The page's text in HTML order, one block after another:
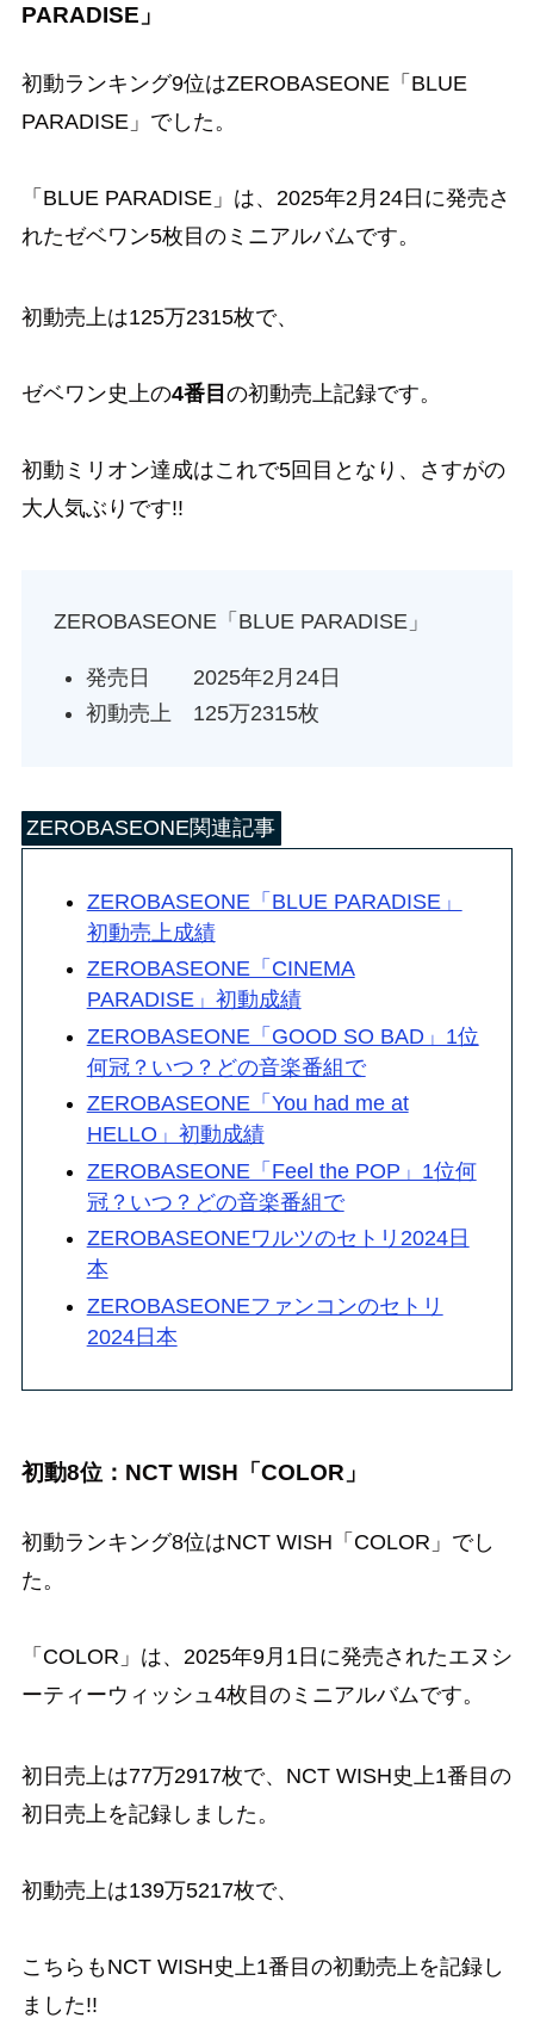
PARADISE」
初動ランキング9位はZEROBASEONE「BLUE
PARADISE」でした。
「BLUE PARADISE」は、2025年2月24日に発売さ
れたゼベワン5枚目のミニアルバムです。
初動売上は125万2315枚で、
ゼベワン史上の4番目 の初動売上記録です。
初動ミリオン達成はこれで5回目となり、さすがの
大人気ぶりです!!
ZEROBASEONE「BLUE PARADISE」
発売日 2025年2月24日
初動売上 125万2315枚
ZEROBASEONE関連記事
ZEROBASEONE「BLUE PARADISE」
初動売上成績
ZEROBASEONE「CINEMA
PARADISE」初動成績
ZEROBASEONE「GOOD SO BAD」1位
何冠？いつ？どの音楽番組で
ZEROBASEONE「You had me at
HELLO」初動成績
ZEROBASEONE「Feel the POP」1位何
冠？いつ？どの音楽番組で
ZEROBASEONEワルツのセトリ2024日
本
ZEROBASEONEファンコンのセトリ
2024日本
初動8位： NCT WISH「COLOR」
初動ランキング8位はNCT WISH「COLOR」でし
た。
「COLOR」は、2025年9月1日に発売されたエヌシ
ーティーウィッシュ4枚目のミニアルバムです。
初日売上は77万2917枚で、NCT WISH史上1番目の
初日売上を記録しました。
初動売上は139万5217枚で、
こちらもNCT WISH史上1番目の初動売上を記録し
ました!!